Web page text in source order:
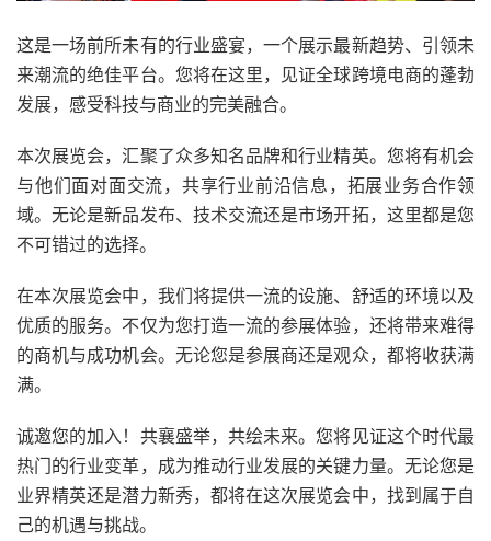
这是一场前所未有的行业盛宴，一个展示最新趋势、引领未
来潮流的绝佳平台。您将在这里，见证全球跨境电商的蓬勃
发展，感受科技与商业的完美融合。
本次展览会，汇聚了众多知名品牌和行业精英。您将有机会
与他们面对面交流，共享行业前沿信息，拓展业务合作领
域。无论是新品发布、技术交流还是市场开拓，这里都是您
不可错过的选择。
在本次展览会中，我们将提供一流的设施、舒适的环境以及
优质的服务。不仅为您打造一流的参展体验，还将带来难得
的商机与成功机会。无论您是参展商还是观众，都将收获满
满。
诚邀您的加入！共襄盛举，共绘未来。您将见证这个时代最
热门的行业变革，成为推动行业发展的关键力量。无论您是
业界精英还是潜力新秀，都将在这次展览会中，找到属于自
己的机遇与挑战。